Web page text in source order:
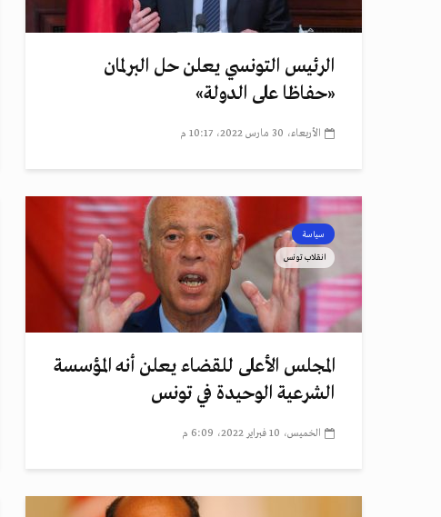
الرئيس التونسي يعلن حل البرلمان
«حفاظا على الدولة»
الأربعاء، 30 مارس 2022، 10:17 م
سياسة
انقلاب تونس
المجلس الأعلى للقضاء يعلن أنه المؤسسة
الشرعية الوحيدة في تونس
الخميس، 10 فبراير 2022، 6:09 م